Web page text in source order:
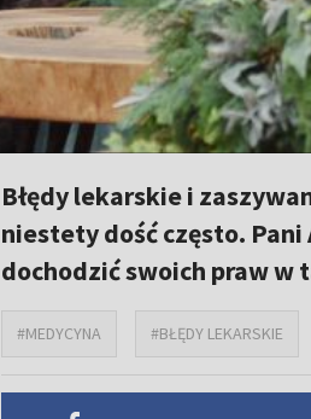
Błędy lekarskie i
niestety dość często. Pani
dochodzić swoich praw w
#MEDYCYNA #BŁĘDY LEKARSKIE